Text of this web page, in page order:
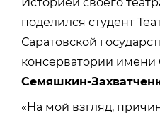
поделился студент
Саратовской
консерватории имени
Семяшкин-
«На мой взгляд,